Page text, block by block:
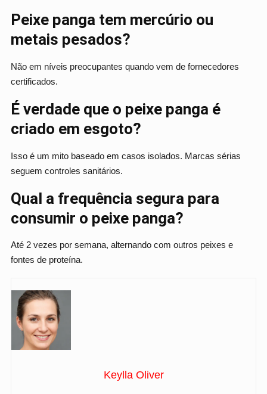
Peixe panga tem mercúrio ou
metais pesados?
Não em níveis preocupantes quando vem de fornecedores
certificados.
É verdade que o peixe panga é
criado em esgoto?
Isso é um mito baseado em casos isolados. Marcas sérias
seguem controles sanitários.
Qual a frequência segura para
consumir o peixe panga?
Até 2 vezes por semana, alternando com outros peixes e
fontes de proteína.
Keylla Oliver